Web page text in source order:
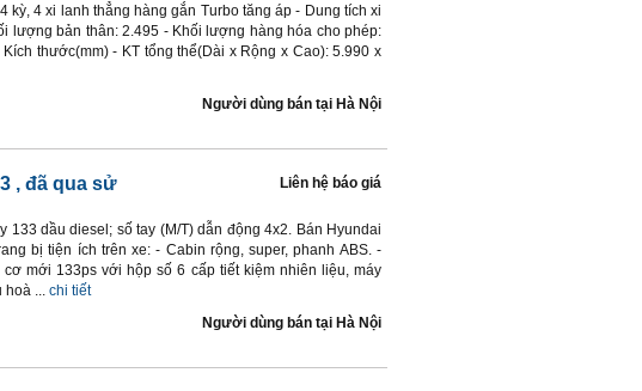
kỳ, 4 xi lanh thẳng hàng gắn Turbo tăng áp - Dung tích xi
lượng bản thân: 2.495 - Khối lượng hàng hóa cho phép:
thước(mm) - KT tổng thể(Dài x Rộng x Cao): 5.990 x
Người dùng bán tại Hà Nội
, đã qua sử
Liên hệ báo giá
133 dầu diesel; số tay (M/T) dẫn động 4x2. Bán Hyundai
bị tiện ích trên xe: - Cabin rộng, super, phanh ABS. -
mới 133ps với hộp số 6 cấp tiết kiệm nhiên liệu, máy
hoà ... chi tiết
Người dùng bán tại Hà Nội